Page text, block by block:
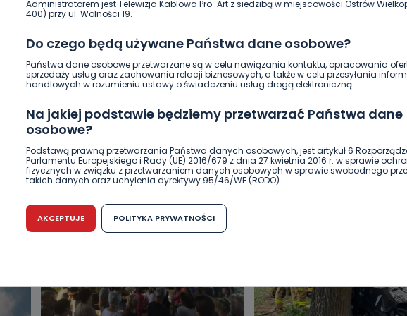
Administratorem jest Telewizja Kablowa Pro-Art z siedzibą w miejscowości Ostrów
400) przy ul. Wolności 19.
Do czego będą używane Państwa dane osobowe?
Państwa dane osobowe przetwarzane są w celu nawiązania kontaktu, opracowania
sprzedaży usług oraz zachowania relacji biznesowych, a także w celu przesyłania
handlowych w rozumieniu ustawy o świadczeniu usług drogą elektroniczną.
Na jakiej podstawie będziemy przetwarzać Państwa dane
osobowe?
Podstawą prawną przetwarzania Państwa danych osobowych, jest artykuł 6
Parlamentu Europejskiego i Rady (UE) 2016/679 z dnia 27 kwietnia 2016 r. w sprawie
fizycznych w związku z przetwarzaniem danych osobowych w sprawie swobodnego
takich danych oraz uchylenia dyrektywy 95/46/WE (RODO).
Czy jest możliwość cofnięcia zgody?
Podanie danych osobowych jest dobrowolne, nie jest wymogiem ustawowym lub
Kiedy i komu możemy przekazać Państwa dane?
AKCEPTUJE POLITYKA PRYWATNOŚCI
0 Sebastian Matyszczak 0
CIEKAWOSTKI EDUKACJA GOSPODARKA I FINANSE HISTORIA
RELIGIA SAMORZĄD ŚRODOWISKO WASZE INFO WSZYSTKICH ŚWIĘTYCH